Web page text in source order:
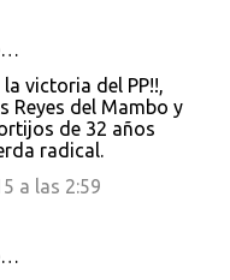
victoria del PP!!,
Reyes del Mambo y
de 32 años
radical.
a las 2:59